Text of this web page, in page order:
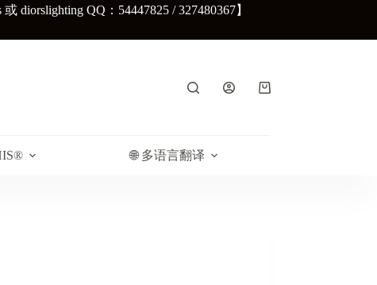
diorslighting QQ：54447825 / 327480367】
购
🌐 多语言翻译